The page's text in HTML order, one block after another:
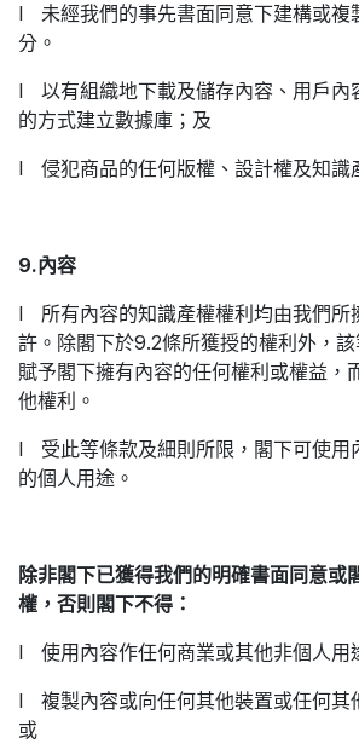
l 未經我們的事先書面同意下建構或複
分。
l 以有組織地下載及儲存內容、用戶內
的方式建立數據庫；及
l 侵犯商品的任何版權、設計權及知識
9.內容
l 所有內容的知識產權權利均由我們所
許。除閣下於9.2條所獲授的權利外，
賦予閣下擁有內容的任何權利或權益，
他權利。
l 受此等條款及細則所限，閣下可使用
的個人用途。
除非閣下已獲得我們的明確書面同意或
權，否則閣下不得：
l 使用內容作任何商業或其他非個人用
l 複製內容或向任何其他裝置或任何其
或